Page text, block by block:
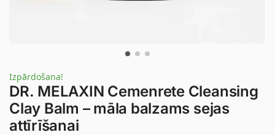
Izpārdošana!
DR. MELAXIN Cemenrete Cleansing
Clay Balm – māla balzams sejas
attīrīšanai